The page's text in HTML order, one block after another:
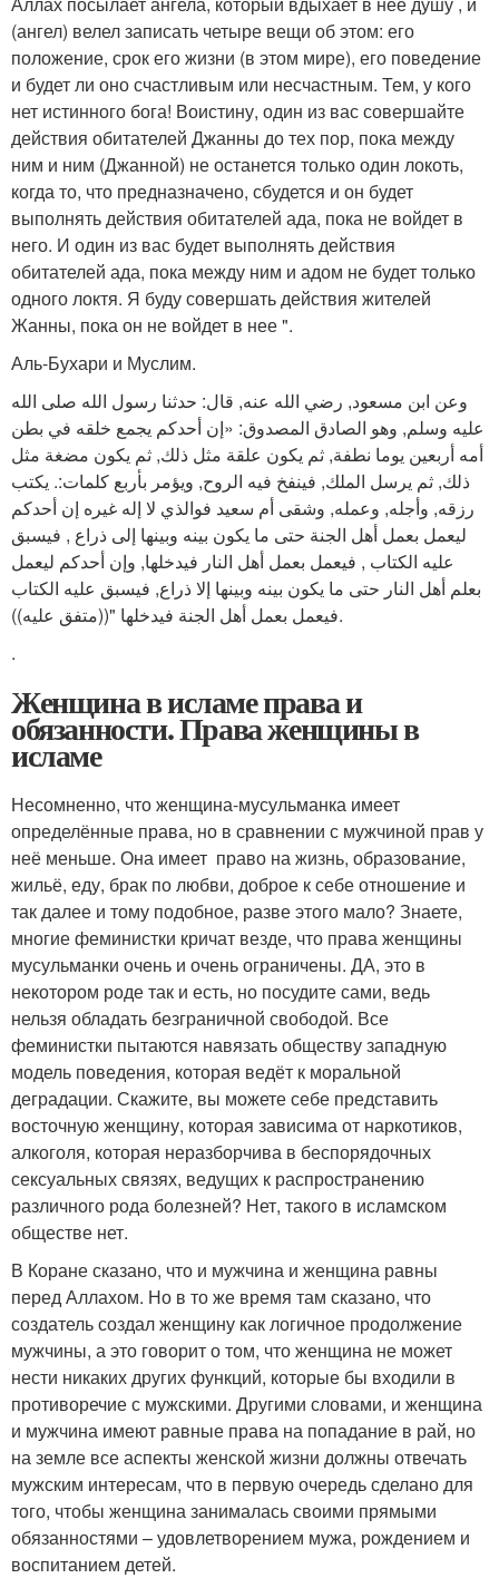
(ангел) велел записать четыре вещи об этом: его
положение, срок его жизни (в этом мире), его поведение
и будет ли оно счастливым или несчастным. Тем, у кого
нет истинного бога! Воистину, один из вас совершайте
действия обитателей Джанны до тех пор, пока между
ним и ним (Джанной) не останется только один локоть,
когда то, что предназначено, сбудется и он будет
выполнять действия обитателей ада, пока не войдет в
него. И один из вас будет выполнять действия
обитателей ада, пока между ним и адом не будет только
одного локтя. Я буду совершать действия жителей
Жанны, пока он не войдет в нее ".
Аль-Бухари и Муслим.
وعن ابن مسعود, رضي الله عنه, قال: حدثنا رسول الله صلى الله
عليه وسلم, وهو الصادق المصدوق: «إن أحدكم يجمع خلقه في بطن
أمه أربعين يوما نطفة, ثم يكون علقة مثل ذلك, ثم يكون مضغة مثل
ذلك, ثم يرسل الملك, فينفخ فيه الروح, ويؤمر بأربع كلمات:. يكتب
رزقه, وأجله, وعمله, وشقى أم سعيد فوالذي لا إله غيره إن أحدكم
ليعمل بعمل أهل الجنة حتى ما يكون بينه وبينها إلى ذراع , فيسبق
عليه الكتاب , فيعمل بعمل أهل النار فيدخلها, وإن أحدكم ليعمل
بعلم أهل النار حتى ما يكون بينه وبينها إلا ذراع, فيسبق عليه الكتاب
فيعمل بعمل أهل الجنة فيدخلها "((متفق عليه)).
.
Женщина в исламе права и
обязанности. Права женщины в
исламе
Несомненно, что женщина-мусульманка имеет
определённые права, но в сравнении с мужчиной прав у
неё меньше. Она имеет право на жизнь, образование,
жильё, еду, брак по любви, доброе к себе отношение и
так далее и тому подобное, разве этого мало? Знаете,
многие феминистки кричат везде, что права женщины
мусульманки очень и очень ограничены. ДА, это в
некотором роде так и есть, но посудите сами, ведь
нельзя обладать безграничной свободой. Все
феминистки пытаются навязать обществу западную
модель поведения, которая ведёт к моральной
деградации. Скажите, вы можете себе представить
восточную женщину, которая зависима от наркотиков,
алкоголя, которая неразборчива в беспорядочных
сексуальных связях, ведущих к распространению
различного рода болезней? Нет, такого в исламском
обществе нет.
В Коране сказано, что и мужчина и женщина равны
перед Аллахом. Но в то же время там сказано, что
создатель создал женщину как логичное продолжение
мужчины, а это говорит о том, что женщина не может
нести никаких других функций, которые бы входили в
противоречие с мужскими. Другими словами, и женщина
и мужчина имеют равные права на попадание в рай, но
на земле все аспекты женской жизни должны отвечать
мужским интересам, что в первую очередь сделано для
того, чтобы женщина занималась своими прямыми
обязанностями – удовлетворением мужа, рождением и
воспитанием детей.